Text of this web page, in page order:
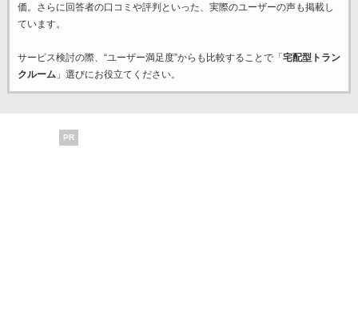
価。さらに回答者の口コミや評判といった、実際のユーザーの声も掲載し
ています。
サービス検討の際、“ユーザー満足度”からも比較することで「 宅配型トラン
クルーム」選びにお役立てください。
PR